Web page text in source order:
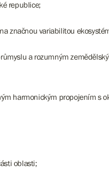
republice;
značnou variabilitou
a rozumným
harmonickým propojením s
oblasti;